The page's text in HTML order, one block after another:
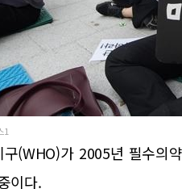
1
구(WHO)가 2005년 필수의
이다.